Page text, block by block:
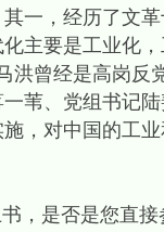
，经历了文革
主要是工业化
洪曾经是高岗
苇、党组书记
，对中国的工
是否是您直接